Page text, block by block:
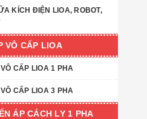
KÍCH ĐIỆN LIOA, ROBOT,
VÔ CẤP LIOA
CẤP LIOA 1 PHA
CẤP LIOA 3 PHA
ÁP CÁCH LY 1 PHA